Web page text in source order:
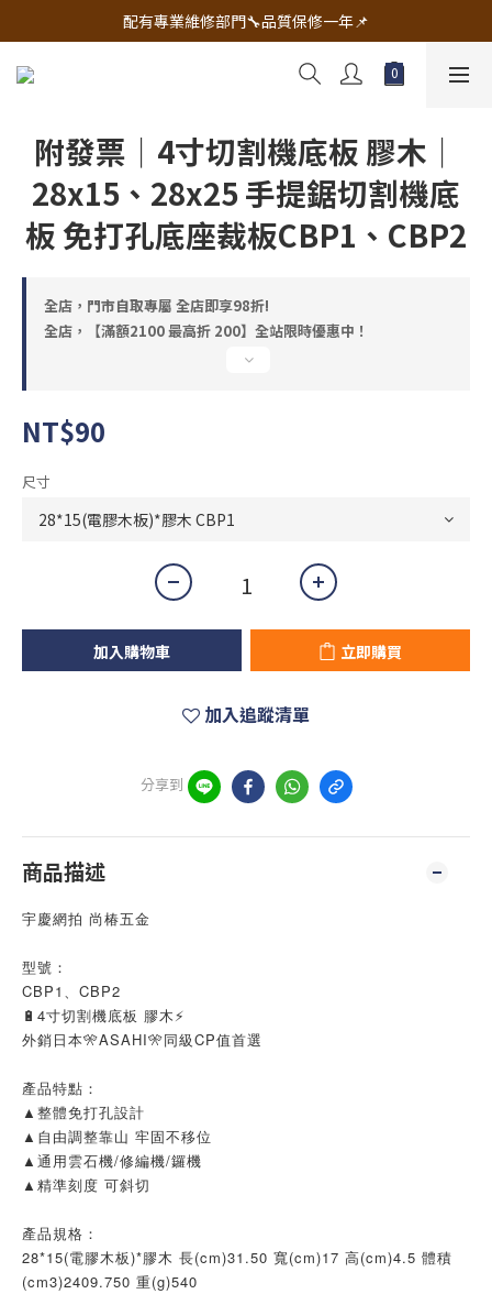
🔧電動工具&五金唯一首選 宇慶五金網拍🔧
配有專業維修部門🔧品質保修一年📌
🔧電動工具&五金唯一首選 宇慶五金網拍🔧
附發票｜4寸切割機底板 膠木｜
28x15、28x25 手提鋸切割機底
板 免打孔底座裁板CBP1、CBP2
全店，門市自取專屬 全店即享98折!
全店，【滿額2100 最高折 200】全站限時優惠中！
NT$90
尺寸
加入購物車 立即購買
加入追蹤清單
分享到
商品描述
宇慶網拍 尚椿五金
型號：
CBP1、CBP2
🔋4寸切割機底板 膠木⚡
外銷日本🎌ASAHI🎌同級CP值首選
產品特點：
▲整體免打孔設計
▲自由調整靠山 牢固不移位
▲通用雲石機/修編機/鑼機
▲精準刻度 可斜切
產品規格：
28*15(電膠木板)*膠木 長(cm)31.50 寬(cm)17 高(cm)4.5 體積
(cm3)2409.750 重(g)540